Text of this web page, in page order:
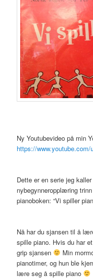
Ny Youtubevideo på min
https://www.youtube.com/
Dette er en serie jeg
nybegynneropplæring
pianoboken: “Vi spiller
Nå har du sjansen til å
spille piano. Hvis du har
grip sjansen
Min
pianotimer, og hun ble
lære seg å spille piano